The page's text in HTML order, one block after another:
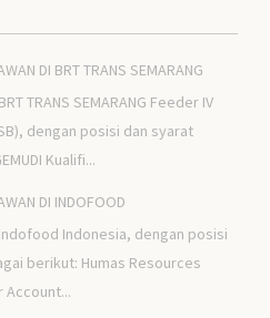
DI BRT TRANS SEMARANG
TRANS SEMARANG Feeder IV
dengan posisi dan syarat
Kualifi...
DI INDOFOOD
Indonesia, dengan posisi
berikut: Humas Resources